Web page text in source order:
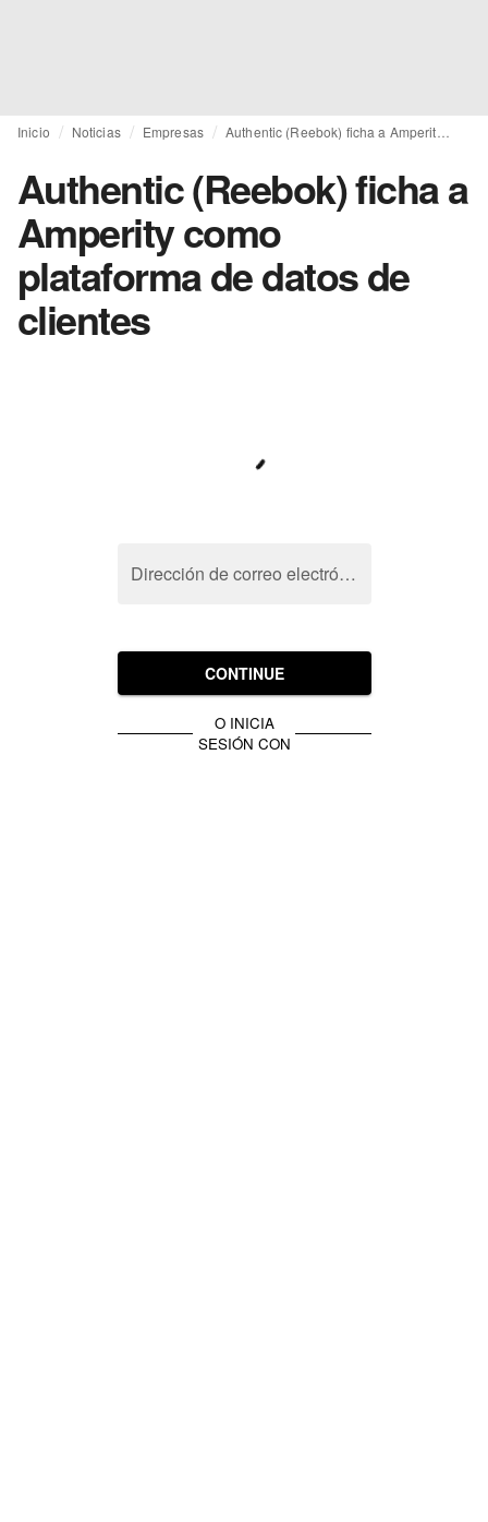
Inicio Noticias Empresas
Authentic (Reebok) ficha a
Amperity como
plataforma de datos de
clientes
Dirección de correo electrónico
CONTINUE
O INICIA
SESIÓN CON